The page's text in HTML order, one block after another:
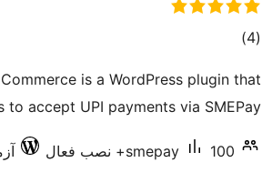
(4 مجموع)
is a WordPress plugin that
accept UPI payments via SMEPay.
smepay 100+ نصب فعال